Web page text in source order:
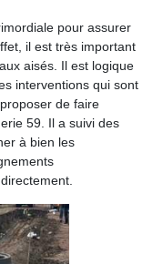
pour assurer
il est très important
aisés. Il est logique
interventions qui sont
de faire
59. Il a suivi des
à bien les